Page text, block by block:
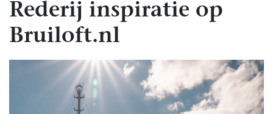
Rederij inspiratie op
Bruiloft.nl